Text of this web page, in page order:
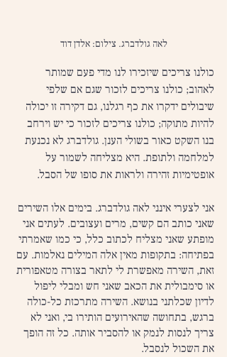
לאה גולדברג. צילום: אלדן דוד
כולנו צריכים שיזכירו לנו מדי פעם שמותר
לאהוב; כולנו צריכים לזכור שגם אם שלפי
שיבולים ידקרו את כף רגלנו, גם דקירה זו יכולה
להיות מתוקה; כולנו צריכים לזכור כי יש וירחב
בנו השקט כאור בשולי הענן. גולדברג לא נכנעת
למלחמה ולתופת. היא מצליחה לשמור על
אופטימיות זהירה ולראות את סופו של הסבל.
אני לצערי אינני לאה גולדברג. בימים אלו השירים
שאני כותב הם קשים, מרים ועצובים. לעתים אני
מופתע שאני מצליח לכתוב כלל, כי כמו שאמרתי
בפתיחה: בתקופות מאין אלה המילים נאלמות. עם
זאת, השירה מאפשרת לי לתאר בצורה מטאפורית
או סימבולית את הכאב שאני חש ומבלי ליפול
לדיון שכלתני בנושא. השירה מתרכזת כל-כולה
ברגש, בתחושה שהאירועים הותירו בי, ואני לא
צריך לנסות לנמק או להסביר אותה. כל זה הופך
את השכול לנסבל.